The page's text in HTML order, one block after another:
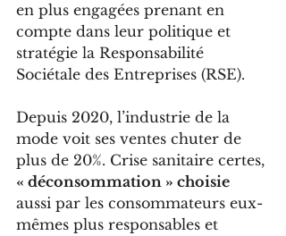
en plus engagées prenant en
compte dans leur politique et
stratégie la Responsabilité
Sociétale des Entreprises (RSE).
Depuis 2020, l’industrie de la
mode voit ses ventes chuter de
plus de 20%. Crise sanitaire certes,
« déconsommation » choisie
aussi par les consommateurs eux-
mêmes plus responsables et